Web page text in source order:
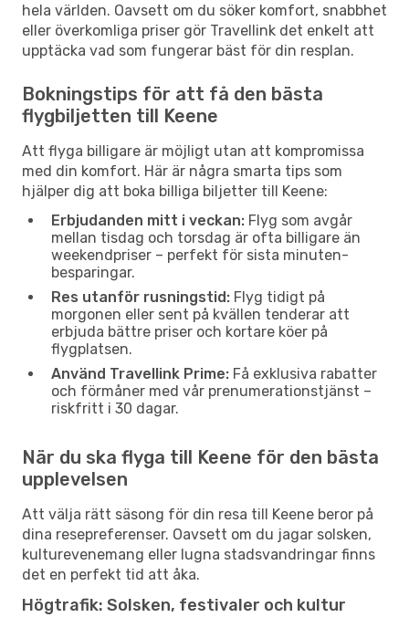
hela världen. Oavsett om du söker komfort, snabbhet
eller överkomliga priser gör Travellink det enkelt att
upptäcka vad som fungerar bäst för din resplan.
Bokningstips för att få den bästa
flygbiljetten till Keene
Att flyga billigare är möjligt utan att kompromissa
med din komfort. Här är några smarta tips som
hjälper dig att boka billiga biljetter till Keene:
Erbjudanden mitt i veckan: Flyg som avgår
mellan tisdag och torsdag är ofta billigare än
weekendpriser – perfekt för sista minuten-
besparingar.
Res utanför rusningstid: Flyg tidigt på
morgonen eller sent på kvällen tenderar att
erbjuda bättre priser och kortare köer på
flygplatsen.
Använd Travellink Prime: Få exklusiva rabatter
och förmåner med vår prenumerationstjänst –
riskfritt i 30 dagar.
När du ska flyga till Keene för den bästa
upplevelsen
Att välja rätt säsong för din resa till Keene beror på
dina resepreferenser. Oavsett om du jagar solsken,
kulturevenemang eller lugna stadsvandringar finns
det en perfekt tid att åka.
Högtrafik: Solsken, festivaler och kultur